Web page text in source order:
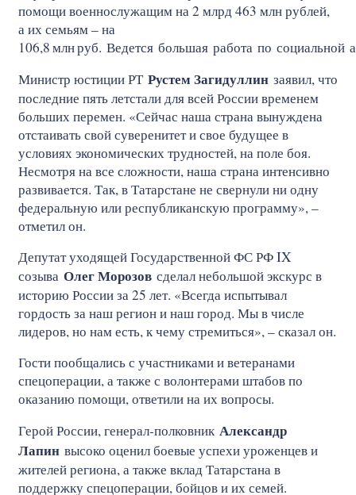
помощи военнослужащим на 2 млрд 463 млн рублей,
а их семьям – на
106,8млнруб. Ведется большая работа по
Министр юстиции РТ Рустем Загидуллин заявил, что
последние пять летстали для всей России временем
больших перемен. «Сейчас наша страна вынуждена
отстаивать свой суверенитет и свое будущее в
условиях экономических трудностей, на поле боя.
Несмотря на все сложности, наша страна интенсивно
развивается. Так, в Татарстане не свернули ни одну
федеральную или республиканскую программу», –
отметил он.
Депутат уходящей Государственной ФС РФ IX
созыва Олег Морозов сделал небольшой экскурс в
историю России за 25 лет. «Всегда испытывал
гордость за наш регион и наш город. Мы в числе
лидеров, но нам есть, к чему стремиться», – сказал он.
Гости пообщались с участниками и ветеранами
спецоперации, а также с волонтерами штабов по
оказанию помощи, ответили на их вопросы.
Герой России, генерал-полковник Александр
Лапин высоко оценил боевые успехи уроженцев и
жителей региона, а также вклад Татарстана в
поддержку спецоперации, бойцов и их семей.